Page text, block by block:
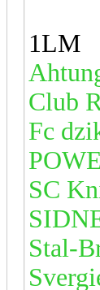
1LM
Club
Fc
SC
Stal-